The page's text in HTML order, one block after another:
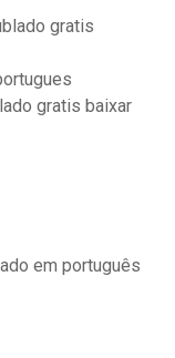
gratis
gratis baixar
em português